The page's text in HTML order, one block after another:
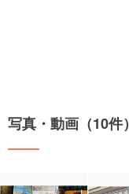
写真・動画（10件）